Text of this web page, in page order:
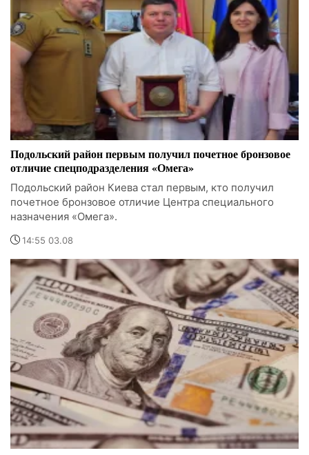
Подольский район первым получил почетное бронзовое
отличие спецподразделения «Омега»
Подольский район Киева стал первым, кто получил
почетное бронзовое отличие Центра специального
назначения «Омега».
14:55 03.08